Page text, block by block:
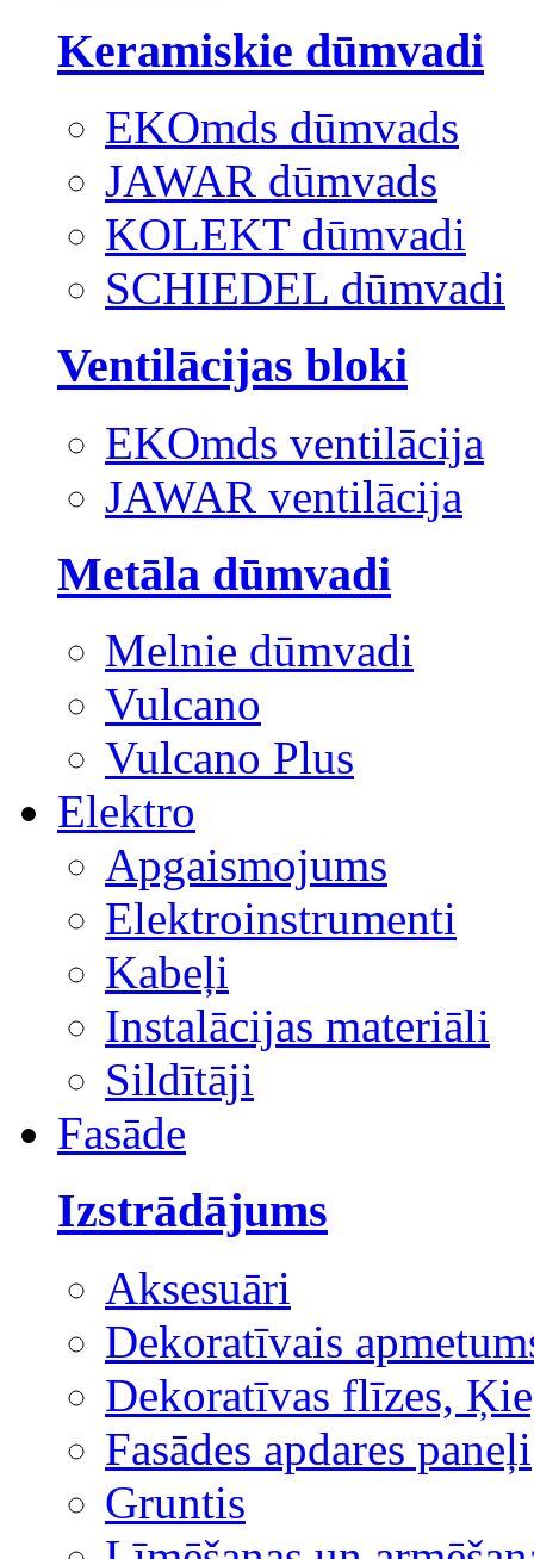
Keramiskie dūmvadi
EKOmds dūmvads
JAWAR dūmvads
KOLEKT dūmvadi
SCHIEDEL dūmvadi
Ventilācijas bloki
EKOmds ventilācija
JAWAR ventilācija
Metāla dūmvadi
Melnie dūmvadi
Vulcano
Vulcano Plus
Elektro
Apgaismojums
Elektroinstrumenti
Kabeļi
Instalācijas materiāli
Sildītāji
Fasāde
Izstrādājums
Aksesuāri
Dekoratīvais
Dekoratīvas flīzes,
Fasādes apdares paneļi
Gruntis